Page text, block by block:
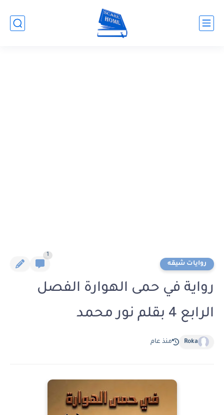
روايات شيقه
1
رواية في حمى الهوارة الفصل
الرابع 4 بقلم نور محمد
Roka منذ عام